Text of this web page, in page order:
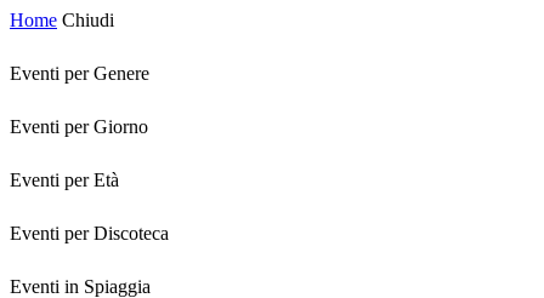
Home Chiudi
Eventi per Genere
Eventi per Giorno
Eventi per Età
Eventi per Discoteca
Eventi in Spiaggia